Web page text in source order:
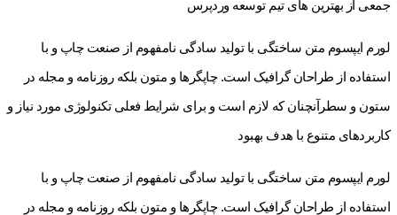
جمعی از بهترین های تیم توسعه وردپرس
لورم ایپسوم متن ساختگی با تولید سادگی نامفهوم از صنعت چاپ و با
استفاده از طراحان گرافیک است. چاپگرها و متون بلکه روزنامه و مجله در
ستون و سطرآنچنان که لازم است و برای شرایط فعلی تکنولوژی مورد نیاز و
کاربردهای متنوع با هدف بهبود
لورم ایپسوم متن ساختگی با تولید سادگی نامفهوم از صنعت چاپ و با
استفاده از طراحان گرافیک است. چاپگرها و متون بلکه روزنامه و مجله در